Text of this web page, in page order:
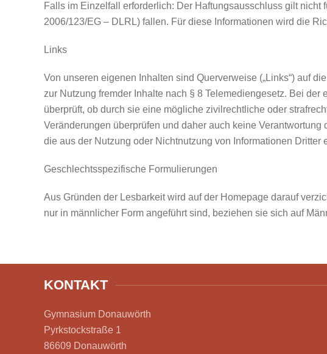
Falls im Einzelfall erforderlich: Der Haftungsausschluss gilt
2006/123/EG – DLRL) fallen. Für diese Informationen wird die
Links
Von unseren eigenen Inhalten sind Querverweise („Links“) auf
zur Nutzung fremder Inhalte nach § 8 Telemediengesetz. Bei
überprüft, ob durch sie eine mögliche zivilrechtliche oder
Veränderungen überprüfen und daher auch keine
die aus der Nutzung oder Nichtnutzung von Informationen
Geschlechtsspezifische Formulierungen
Aus Gründen der Lesbarkeit wird auf der Homepage darauf
nur in männlicher Form angeführt sind, beziehen sie sich auf
KONTAKT
Gymnasium Donauwörth
Pyrkstockstraße 1
86609 Donauwörth